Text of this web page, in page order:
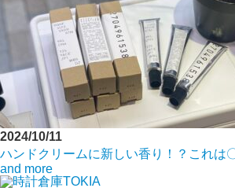
2024/10/11
ハンドクリームに新しい香り！？これは
and more